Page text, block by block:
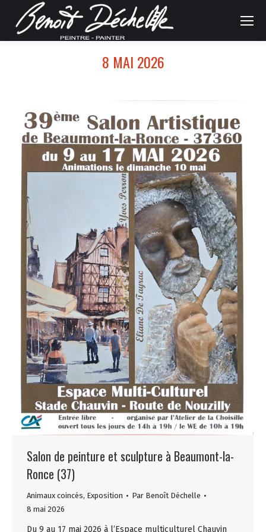
8 MAI 2026
Salon de peinture et sculpture à Beaumont-la-
Ronce (37)
Animaux coincés, Exposition Par Benoît Déchelle
8 mai 2026
Du 9 au 17 mai 2026 à l’Espace multiculturel Chauvin